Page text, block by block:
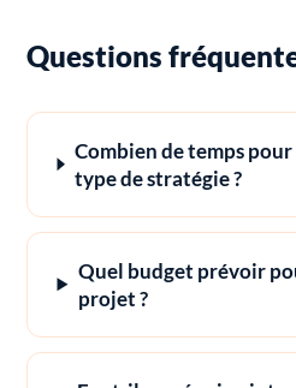
Questions
Combien de temps
type de stratégie ?
Quel budget prévoir
projet ?